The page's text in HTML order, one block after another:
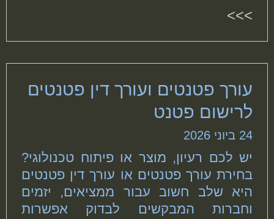
>>>
עורך פטנטים ועורך דין פטנטים
לרישום פטנט
24 ביוני 2026
יש לכם רעיון, מוצר או פיתוח טכנולוגי?
בחירת עורך פטנטים או עורך דין פטנטים
היא שלב חשוב עבור ממציאים, יזמים
וחברות המבקשים לבדוק אפשרות